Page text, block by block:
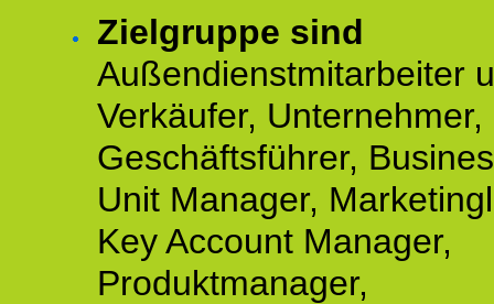
Zielgruppe sind
Außendienstmitarbeiter
Verkäufer, Unternehmer,
Geschäftsführer,
Unit Manager,
Key Account Manager,
Produktmanager,